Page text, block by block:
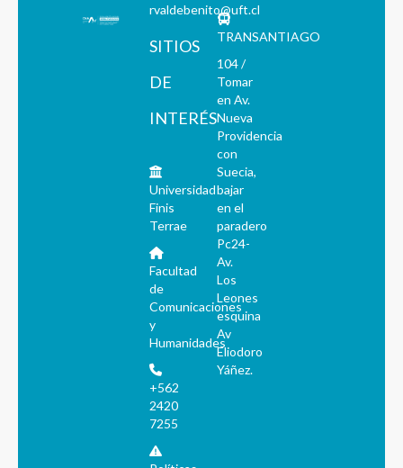
rvaldebenito@uft.cl
SITIOS
DE
INTERÉS
Universidad
Finis
Terrae
Facultad
de
Comunicaciones
y
Humanidades
+562
2420
7255
TRANSANTIAGO
104 /
Tomar
en Av.
Nueva
Providencia
con
Suecia,
bajar
en el
paradero
Pc24-
Av.
Los
Leones
esquina
Av
Eliodoro
Yáñez.